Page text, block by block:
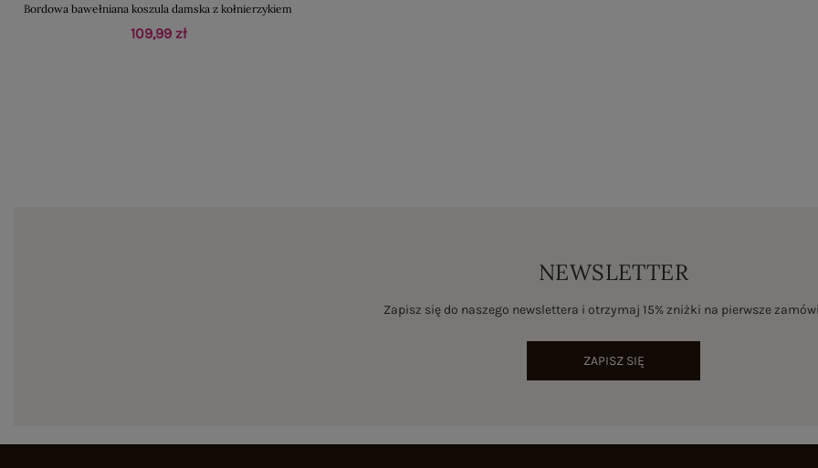
Bordowa bawełniana koszula damska z kołnierzykiem
109,99 zł
NEWSLETTER
Zapisz się do naszego newslettera i otrzymaj 15% zniżki na pierwsze
ZAPISZ SIĘ